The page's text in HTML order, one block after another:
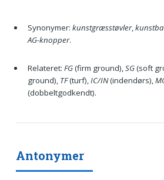
Synonymer: kunstgræsstøvler,
AG-knopper.
Relateret: FG(firm ground),SG(soft
ground), TF(turf),IC/IN(indendørs),
(dobbeltgodkendt).
Antonymer